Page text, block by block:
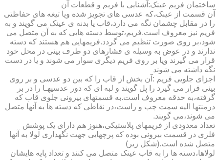
ساختمان فریم عینک:آشنایی با فریم و قطعات آن
آن قسمت از عینک،که عدسی های تجویز شده ویا تیغه های حفاظتی
را در مقابل چشمان نگه می دارد،قاب یا بدنه ی عینک می گویند و به
فریم نیز معروف است.فریم،توسط دسته هایی که به آن متصل می
شود،بر روی صورت تنظیم می گردد.فریمهایی هم هستند که دسته
ندارند و در عوض به وسیله ی فشارهای دو طرف بینی در محل خود
قرار می گیرند ویا بر روی فریم دیگری سوار می شوند و یا در دست
نگه داشته می شوند
اجزای جلویی فریم :آن بخش از قاب را که بین دو عدسی و بر روی
بینی قرار می گیرد را پل گویند و لبه ای که دور عدسیهـا را در بر
گرفته،به حدقه معروف است.به قسمتهای بیرونی جلوی قاب که
درمنتها الیه سمت چپ و راست،در نقاطی که دسته ها به آنها متصل
می شوند،می گویند.
تعداد معدودی از فریمهای پلاستیکی،هنوز هم دارای یک پوشش
فلزی در قسمت بیرونی بوده که پرچهایی جهت نگهداری لولا به آنها
متصل شده است.(شکل زیر)
لولاها،دسته ها را به قاب عینک متصل می کنند و تعداد پایه هایشان